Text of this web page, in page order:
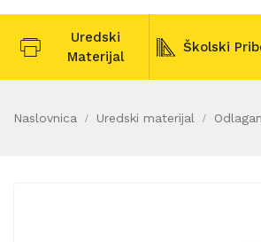
Uredski
Materijal
Školski
Naslovnica Uredski materijal